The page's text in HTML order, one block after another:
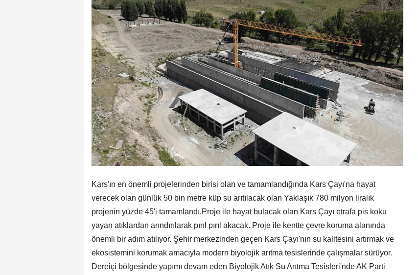
Kars'ın en önemli projelerinden birisi olan ve tamamlandığında Kars Çayı'na hayat
verecek olan günlük 50 bin metre küp su arıtılacak olan Yaklaşık 780 milyon liralık
projenin yüzde 45'i tamamlandı.Proje ile hayat bulacak olan Kars Çayı etrafa pis koku
yayan atıklardan arındırılarak pırıl pırıl akacak. Proje ile kentte çevre koruma alanında
önemli bir adım atılıyor. Şehir merkezinden geçen Kars Çayı'nın su kalitesini artırmak ve
ekosistemini korumak amacıyla modern biyolojik arıtma tesislerinde çalışmalar sürüyor.
Dereiçi bölgesinde yapımı devam eden Biyolojik Atık Su Arıtma Tesisleri'nde AK Parti